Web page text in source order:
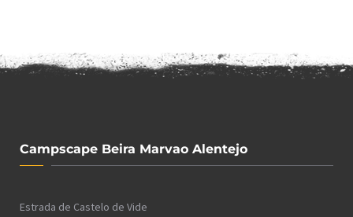
Campscape Beira Marvao Alentejo
Estrada de Castelo de Vide